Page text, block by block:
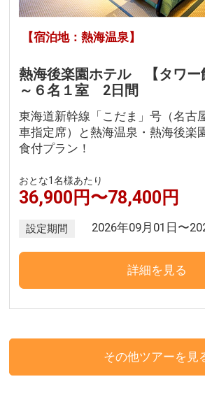
【宿泊地：熱海温泉】
熱海後楽園ホテル 【タワ
～６名１室 2日間
東海道新幹線「こだま」号（名古
車指定席）と熱海温泉・熱海後楽
食付プラン！
おとな1名様あたり
36,900円〜78,400円
設定期間 2026年09月01日〜
詳細を見る
その他ツアーを見